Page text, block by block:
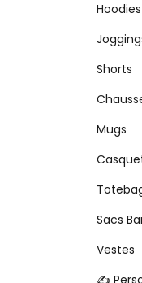
Hoodies
Shorts
Mugs
Sacs
Vestes